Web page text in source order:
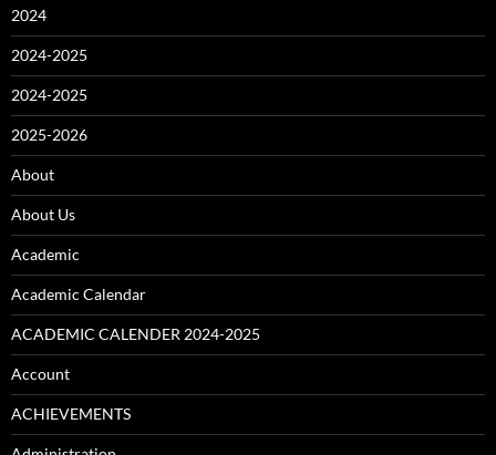
2024
2024-2025
2024-2025
2025-2026
About
About Us
Academic
Academic Calendar
ACADEMIC CALENDER 2024-2025
Account
ACHIEVEMENTS